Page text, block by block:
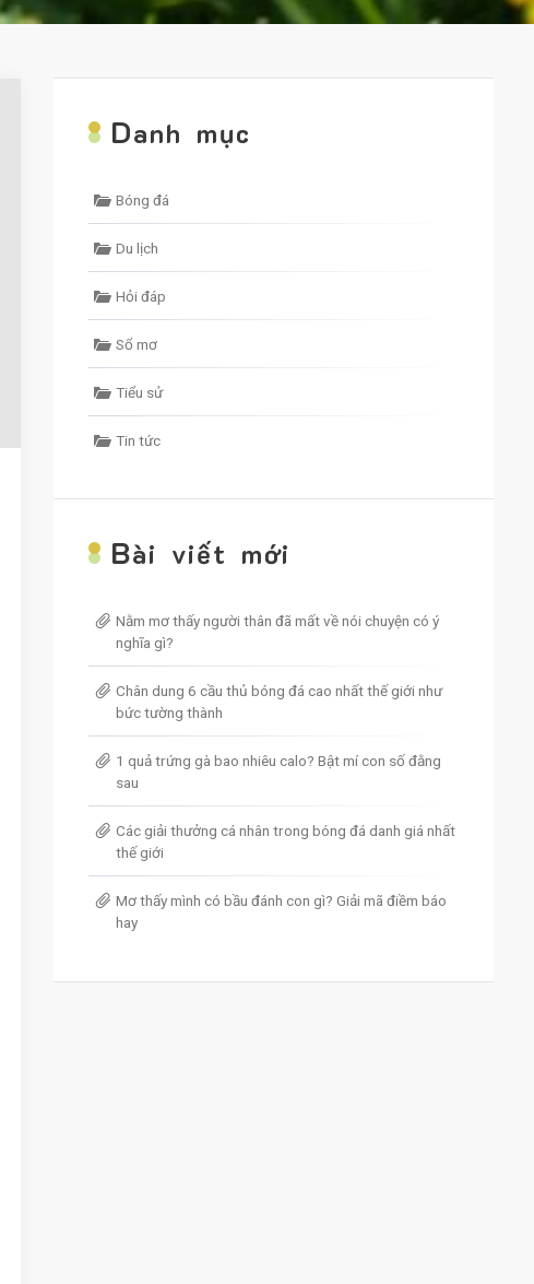
Danh mục
Bóng đá
Du lịch
Hỏi đáp
Sổ mơ
Tiểu sử
Tin tức
Bài viết mới
Nằm mơ thấy người thân đã mất về nói chuyện có ý
nghĩa gì?
Chân dung 6 cầu thủ bóng đá cao nhất thế giới như
bức tường thành
1 quả trứng gà bao nhiêu calo? Bật mí con số đằng
sau
Các giải thưởng cá nhân trong bóng đá danh giá nhất
thế giới
Mơ thấy mình có bầu đánh con gì? Giải mã điềm báo
hay